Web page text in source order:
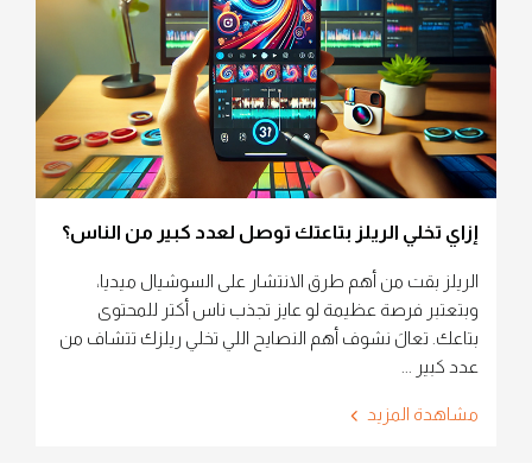
إزاي تخلي الريلز بتاعتك توصل لعدد كبير من الناس؟
الريلز بقت من أهم طرق الانتشار على السوشيال ميديا،
وبتعتبر فرصة عظيمة لو عايز تجذب ناس أكتر للمحتوى
بتاعك. تعالَ نشوف أهم النصايح اللي تخلي ريلزك تتشاف من
عدد كبير ...
مشاهدة المزيد